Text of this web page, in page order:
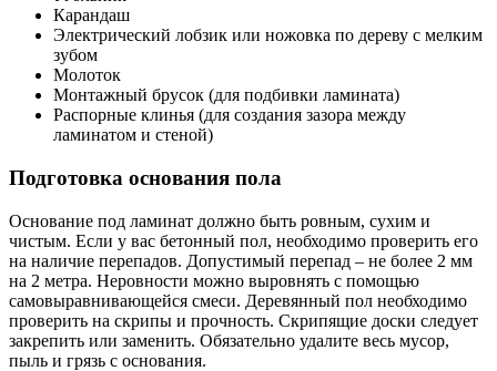
Карандаш
Электрический лобзик или ножовка по дереву с мелким
зубом
Молоток
Монтажный брусок (для подбивки ламината)
Распорные клинья (для создания зазора между
ламинатом и стеной)
Подготовка основания пола
Основание под ламинат должно быть ровным, сухим и
чистым. Если у вас бетонный пол, необходимо проверить его
на наличие перепадов. Допустимый перепад – не более 2 мм
на 2 метра. Неровности можно выровнять с помощью
самовыравнивающейся смеси. Деревянный пол необходимо
проверить на скрипы и прочность. Скрипящие доски следует
закрепить или заменить. Обязательно удалите весь мусор,
пыль и грязь с основания.